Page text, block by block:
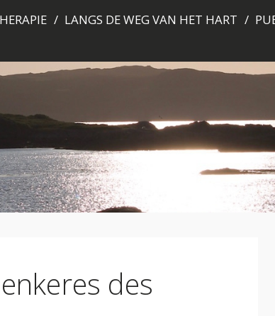
LANGS DE WEG VAN HET HART
des